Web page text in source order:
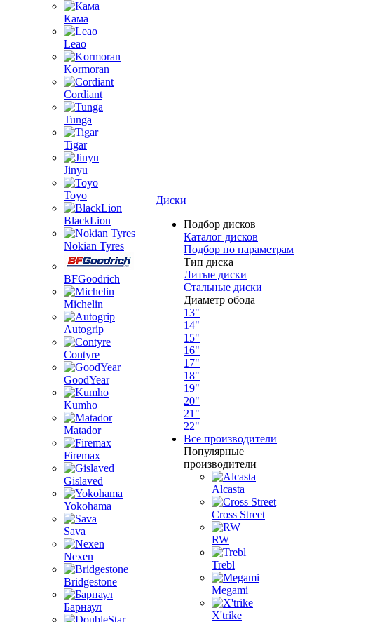
Кама
Leao
Kormoran
Cordiant
Tunga
Tigar
Jinyu
Toyo
BlackLion
Nokian Tyres
BFGoodrich
Michelin
Autogrip
Contyre
GoodYear
Kumho
Matador
Firemax
Gislaved
Yokohama
Sava
Nexen
Bridgestone
Барнаул
Диски
Подбор дисков
Каталог дисков
Подбор по параметрам
Тип диска
Литые диски
Стальные диски
Диаметр обода
13"
14"
15"
16"
17"
18"
19"
20"
21"
22"
Все производители
Популярные
производители
Alcasta
Cross Street
RW
Trebl
Megami
X'trike